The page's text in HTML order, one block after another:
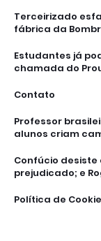
Terceirizado
fábrica da
Estudantes já
chamada do
Contato
Professor
alunos criam
Confúcio desiste
prejudicado; e
Política de